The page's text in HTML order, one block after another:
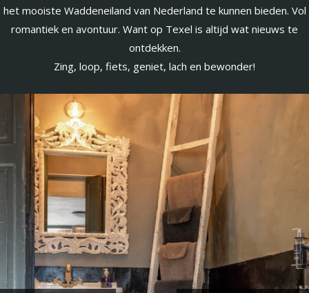
het mooiste Waddeneiland van Nederland te kunnen bieden. Vol
romantiek en avontuur. Want op Texel is altijd wat nieuws te
ontdekken.
Zing, loop, fiets, geniet, lach en bewonder!